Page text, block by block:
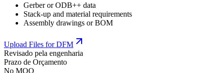
Gerber or ODB++ data
Stack-up and material requirements
Assembly drawings or BOM
Upload Files for DFM
Revisado pela engenharia
Prazo de Orçamento
No MOQ